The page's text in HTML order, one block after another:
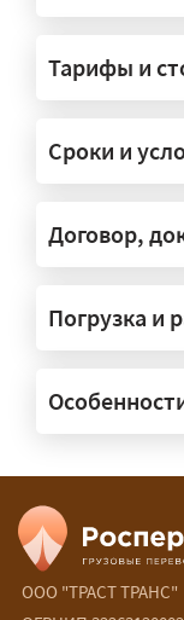
—
Мелкие
через
России?
России
адреса
500 кг.
Тарифы и
Сроки и
Договор,
Погрузка и
ООО "ТРАСТ ТРАНС"